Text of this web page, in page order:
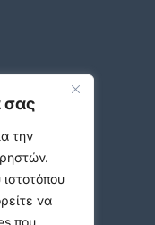
σας
την
να
που
16233